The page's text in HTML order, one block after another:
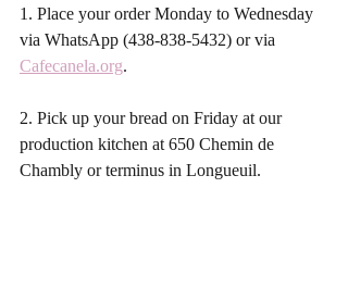
1. Place your order Monday to Wednesday
via WhatsApp (438-838-5432) or via
Cafecanela.org.
2. Pick up your bread on Friday at our
production kitchen at 650 Chemin de
Chambly or terminus in Longueuil.